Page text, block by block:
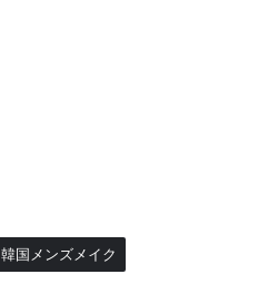
韓国メンズメイク